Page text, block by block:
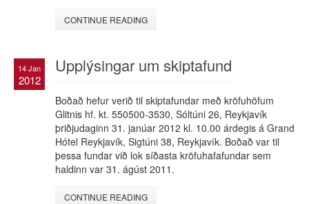
CONTINUE READING
14 Jan
2012
Upplýsingar um skiptafund
Boðað hefur verið til skiptafundar með kröfuhöfum
Glitnis hf. kt. 550500-3530, Sóltúni 26, Reykjavík
þriðjudaginn 31. janúar 2012 kl. 10.00 árdegis á Grand
Hótel Reykjavík, Sigtúni 38, Reykjavík. Boðað var til
þessa fundar við lok síðasta kröfuhafafundar sem
haldinn var 31. ágúst 2011.
CONTINUE READING